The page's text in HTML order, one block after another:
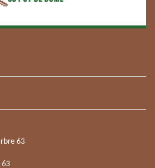
63
63